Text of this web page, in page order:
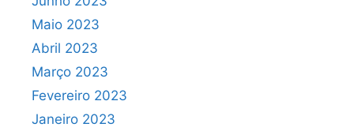
Maio 2023
Abril 2023
Março 2023
Fevereiro 2023
Janeiro 2023